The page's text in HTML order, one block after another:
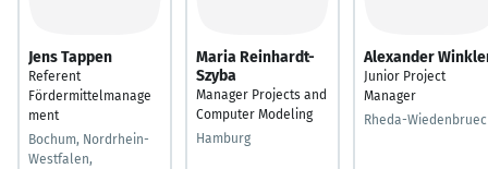
Jens Tappen
Referent
Fördermittelmanage
ment
Bochum, Nordrhein-
Westfalen,
Maria Reinhardt-
Szyba
Manager Projects and
Computer Modeling
Hamburg
Alexander
Junior Project
Manager
Rheda-